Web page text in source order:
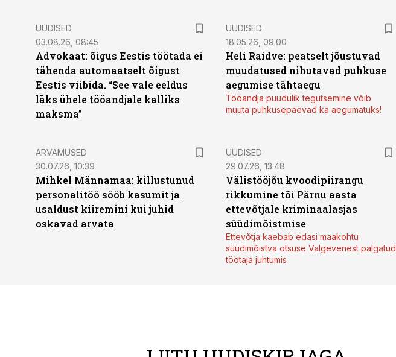
UUDISED
03.08.26, 08:45
Advokaat: õigus Eestis töötada ei
tähenda automaatselt õigust
Eestis viibida. “See vale eeldus
läks ühele tööandjale kalliks
maksma”
UUDISED
18.05.26, 09:00
Heli Raidve: peatselt jõustuvad
muudatused nihutavad puhkuse
aegumise tähtaegu
Tööandja puudulik tegutsemine võib
muuta puhkusepäevad ka aegumatuks!
ARVAMUSED
30.07.26, 10:39
Mihkel Männamaa: killustunud
personalitöö sööb kasumit ja
usaldust kiiremini kui juhid
oskavad arvata
UUDISED
29.07.26, 13:48
Välistööjõu kvoodipiirangu
rikkumine tõi Pärnu aasta
ettevõtjale kriminaalasjas
süüdimõistmise
Ettevõtja kaebab edasi maakohtu
süüdimõistva otsuse Valgevenest palgatud
töötaja juhtumis